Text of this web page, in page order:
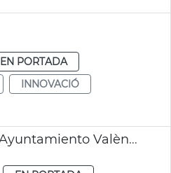
EN PORTADA
INNOVACIÓ
Adjudicación contrato gestión sistemas informáticos municipales Ayuntamiento València